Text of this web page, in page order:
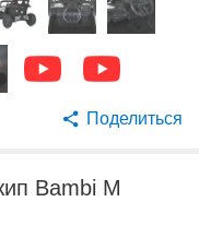
Поделиться
Bambi M